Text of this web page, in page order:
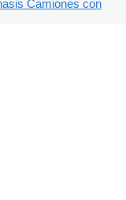
Camiones con